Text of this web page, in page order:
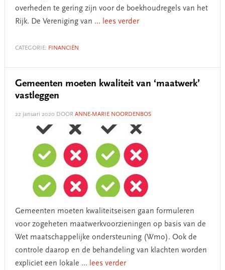
overheden te gering zijn voor de boekhoudregels van het
Rijk. De Vereniging van ... lees verder
CATEGORIE: FINANCIËN
Gemeenten moeten kwaliteit van ‘maatwerk’
vastleggen
22 januari 2020 DOOR ANNE-MARIE NOORDENBOS
Gemeenten moeten kwaliteitseisen gaan formuleren
voor zogeheten maatwerkvoorzieningen op basis van de
Wet maatschappelijke ondersteuning (Wmo). Ook de
controle daarop en de behandeling van klachten worden
expliciet een lokale ... lees verder